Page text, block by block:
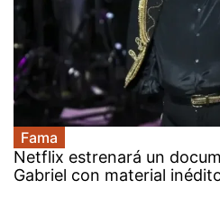
Fama
Netflix estrenará un
Gabriel con material